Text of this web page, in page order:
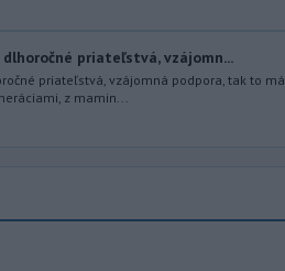
priateľstvá, vzájomn...
priateľstvá, vzájomná podpora, tak to má
z mamin...